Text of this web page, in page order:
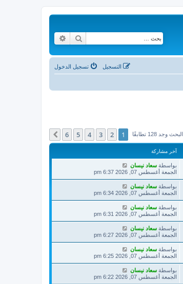
بحث
تسجيل الدخول التسجيل
البحث وجد 128 تطابقًا 1
2
3
4
5
6 التالي
آخر مشاركة
بواسطة سعاد نيسان
الجمعة أغسطس 07, 2026 6:37 pm
بواسطة سعاد نيسان
الجمعة أغسطس 07, 2026 6:34 pm
بواسطة سعاد نيسان
الجمعة أغسطس 07, 2026 6:31 pm
بواسطة سعاد نيسان
الجمعة أغسطس 07, 2026 6:27 pm
بواسطة سعاد نيسان
الجمعة أغسطس 07, 2026 6:25 pm
بواسطة سعاد نيسان
الجمعة أغسطس 07, 2026 6:22 pm